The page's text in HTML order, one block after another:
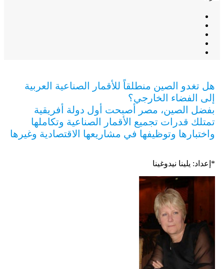
هل تغدو الصين منطلقاً للأقمار الصناعية العربية
إلى الفضاء الخارجي؟
بفضل الصين، مصر أصبحت أول دولة أفريقية
تمتلك قدرات تجميع الأقمار الصناعية وتكاملها
واختبارها وتوظيفها في مشاريعها الاقتصادية وغيرها
*إعداد: يلينا نيدوغينا